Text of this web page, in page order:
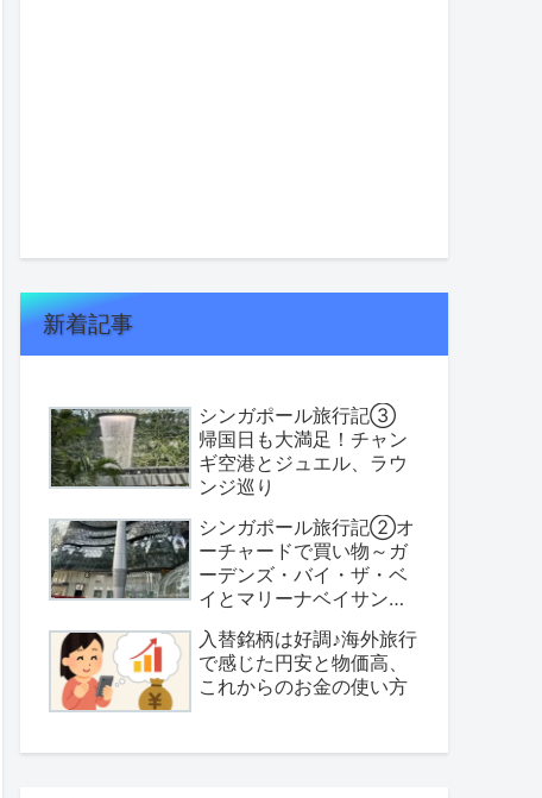
新着記事
シンガポール旅行記③
帰国日も大満足！チャン
ギ空港とジュエル、ラウ
ンジ巡り
シンガポール旅行記②オ
ーチャードで買い物～ガ
ーデンズ・バイ・ザ・ベ
イとマリーナベイサンズ
入替銘柄は好調♪海外旅行
で感じた円安と物価高、
これからのお金の使い方